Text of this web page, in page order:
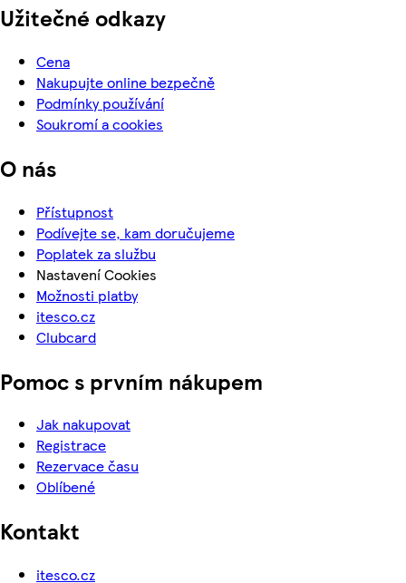
Užitečné odkazy
Cena
Nakupujte online bezpečně
Podmínky používání
Soukromí a cookies
O nás
Přístupnost
Podívejte se, kam doručujeme
Poplatek za službu
Nastavení Cookies
Možnosti platby
itesco.cz
Clubcard
Pomoc s prvním nákupem
Jak nakupovat
Registrace
Rezervace času
Oblíbené
Kontakt
itesco.cz